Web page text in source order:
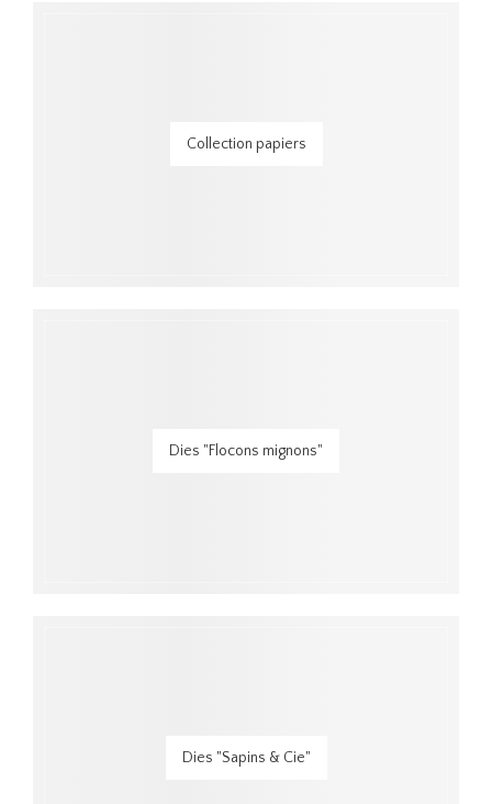
Collection papiers
Dies "Flocons mignons"
Dies "Sapins & Cie"